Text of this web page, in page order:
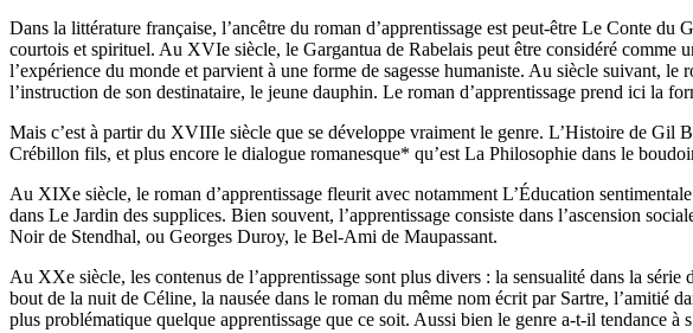
Dans la littérature française, l’ancêtre du roman d’apprentissage est peut-être Le Conte
courtois et spirituel. Au XVIe siècle, le Gargantua de Rabelais peut être considéré comme
l’expérience du monde et parvient à une forme de sagesse humaniste. Au siècle suivant,
l’instruction de son destinataire, le jeune dauphin. Le roman d’apprentissage prend ici la
Mais c’est à partir du XVIIIe siècle que se développe vraiment le genre. L’Histoire de Gil
Crébillon fils, et plus encore le dialogue romanesque* qu’est La Philosophie dans le
Au XIXe siècle, le roman d’apprentissage fleurit avec notamment L’Éducation
dans Le Jardin des supplices. Bien souvent, l’apprentissage consiste dans l’ascension
Noir de Stendhal, ou Georges Duroy, le Bel-Ami de Maupassant.
Au XXe siècle, les contenus de l’apprentissage sont plus divers : la sensualité dans la
bout de la nuit de Céline, la nausée dans le roman du même nom écrit par Sartre, l’amitié
plus problématique quelque apprentissage que ce soit. Aussi bien le genre a-t-il tendance à